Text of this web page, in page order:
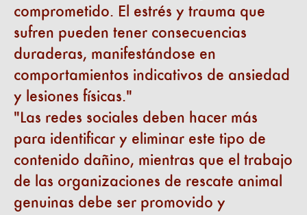
comprometido. El estrés y trauma que
sufren pueden tener consecuencias
duraderas, manifestándose en
comportamientos indicativos de ansiedad
y lesiones físicas.
Las redes sociales deben hacer más
para identificar y eliminar este tipo de
contenido dañino, mientras que el trabajo
de las organizaciones de rescate animal
genuinas debe ser promovido y